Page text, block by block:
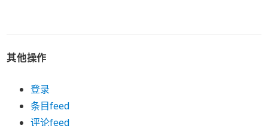
其他操作
登录
条目feed
评论feed